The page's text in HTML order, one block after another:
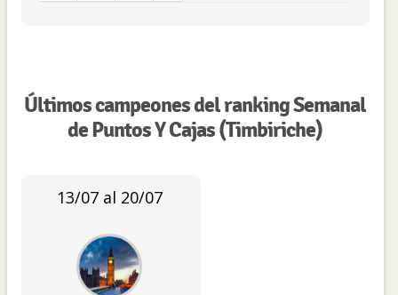
Últimos campeones del ranking Semanal
de Puntos Y Cajas (Timbiriche)
13/07 al 20/07